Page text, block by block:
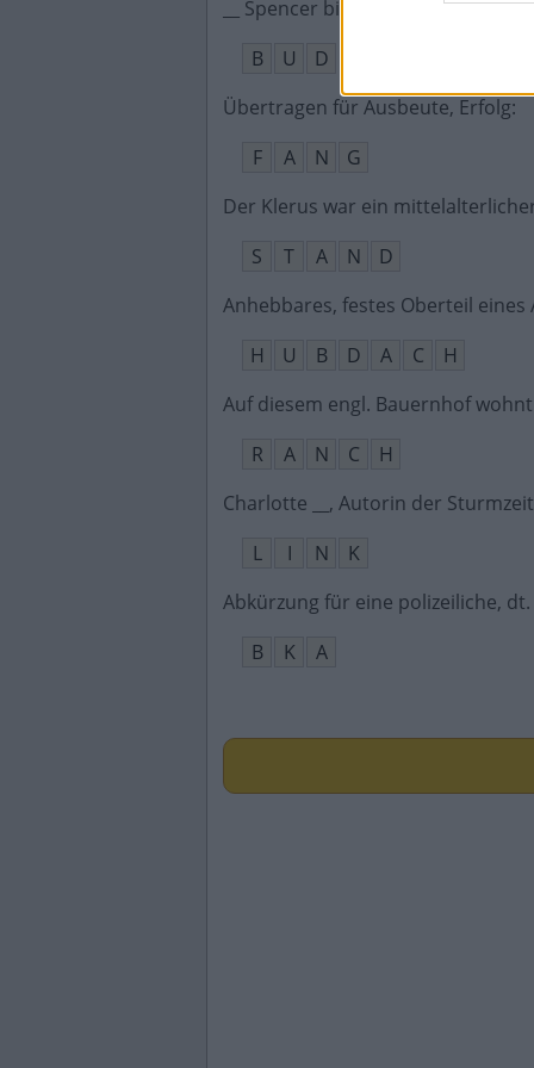
__ Spencer bildete ein Filmduo
B
U
D
Übertragen für Ausbeute, Erfolg:
F
A N
G
Der Klerus war ein mittelalterlicher
S
T A N
D
Anhebbares, festes Oberteil eines
H
U B D A C
H
Auf diesem engl. Bauernhof
R
A N C
H
Charlotte __, Autorin der
L
I N
K
Abkürzung für eine polizeiliche,
B
K A